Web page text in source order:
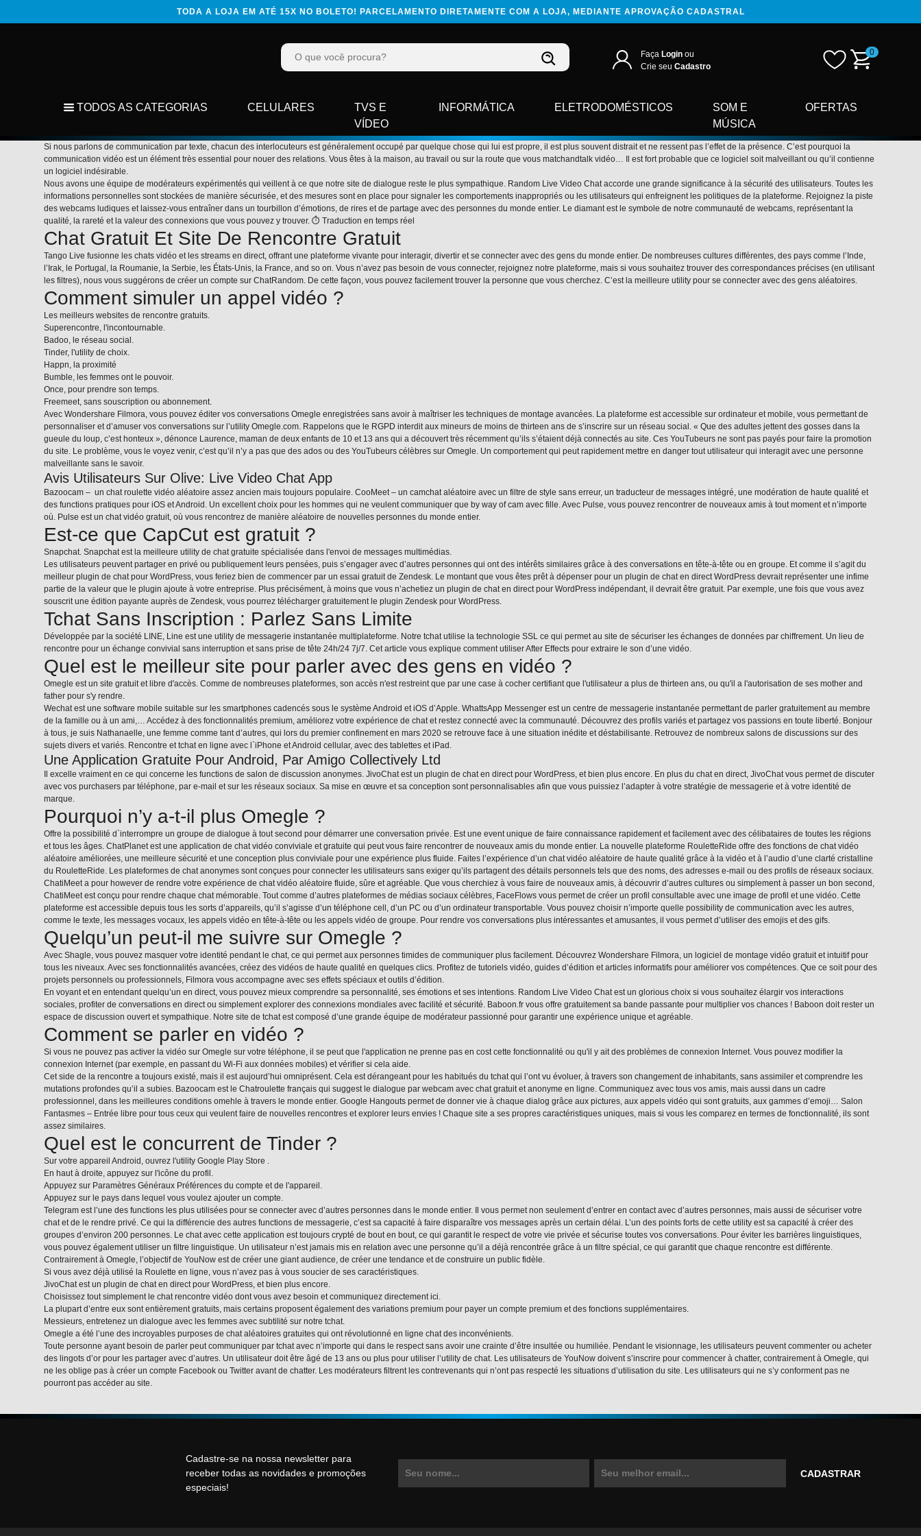
TODA A LOJA EM ATÉ 15X NO BOLETO! PARCELAMENTO DIRETAMENTE COM A LOJA, MEDIANTE APROVAÇÃO CADASTRAL
Faça Loginou
Crie seu Cadastro
0
TODOS AS CATEGORIAS CELULARES
TVS E
VÍDEO
INFORMÁTICA ELETRODOMÉSTICOS
SOM E
MÚSICA
OFERTAS
Si nous parlons de communication par texte, chacun des interlocuteurs est généralement occupé par quelque chose qui lui est propre, il est plus souvent distrait et ne ressent pas l’effet de la présence. C’est pourquoi la
communication vidéo est un élément très essential pour nouer des relations. Vous êtes à la maison, au travail ou sur la route que vous matchandtalk vidéo… Il est fort probable que ce logiciel soit malveillant ou qu’il contienne
un logiciel indésirable.
Nous avons une équipe de modérateurs expérimentés qui veillent à ce que notre site de dialogue reste le plus sympathique. Random Live Video Chat accorde une grande significance à la sécurité des utilisateurs. Toutes les
informations personnelles sont stockées de manière sécurisée, et des mesures sont en place pour signaler les comportements inappropriés ou les utilisateurs qui enfreignent les politiques de la plateforme. Rejoignez la piste
des webcams ludiques et laissez-vous entraîner dans un tourbillon d’émotions, de rires et de partage avec des personnes du monde entier. Le diamant est le symbole de notre communauté de webcams, représentant la
qualité, la rareté et la valeur des connexions que vous pouvez y trouver. ⏱ Traduction en temps réel
Chat Gratuit Et Site De Rencontre Gratuit
Tango Live fusionne les chats vidéo et les streams en direct, offrant une plateforme vivante pour interagir, divertir et se connecter avec des gens du monde entier. De nombreuses cultures différentes, des pays comme l’Inde,
l’Irak, le Portugal, la Roumanie, la Serbie, les États-Unis, la France, and so on. Vous n’avez pas besoin de vous connecter, rejoignez notre plateforme, mais si vous souhaitez trouver des correspondances précises (en utilisant
les filtres), nous vous suggérons de créer un compte sur ChatRandom. De cette façon, vous pouvez facilement trouver la personne que vous cherchez. C’est la meilleure utility pour se connecter avec des gens aléatoires.
Comment simuler un appel vidéo ?
Les meilleurs websites de rencontre gratuits.
Superencontre, l'incontournable.
Badoo, le réseau social.
Tinder, l'utility de choix.
Happn, la proximité
Bumble, les femmes ont le pouvoir.
Once, pour prendre son temps.
Freemeet, sans souscription ou abonnement.
Avec Wondershare Filmora, vous pouvez éditer vos conversations Omegle enregistrées sans avoir à maîtriser les techniques de montage avancées. La plateforme est accessible sur ordinateur et mobile, vous permettant de
personnaliser et d’amuser vos conversations sur l’utility Omegle.com. Rappelons que le RGPD interdit aux mineurs de moins de thirteen ans de s’inscrire sur un réseau social. « Que des adultes jettent des gosses dans la
gueule du loup, c’est honteux », dénonce Laurence, maman de deux enfants de 10 et 13 ans qui a découvert très récemment qu’ils s’étaient déjà connectés au site. Ces YouTubeurs ne sont pas payés pour faire la promotion
du site. Le problème, vous le voyez venir, c’est qu’il n’y a pas que des ados ou des YouTubeurs célèbres sur Omegle. Un comportement qui peut rapidement mettre en danger tout utilisateur qui interagit avec une personne
malveillante sans le savoir.
Avis Utilisateurs Sur Olive: Live Video Chat App
Bazoocam – un chat roulette vidéo aléatoire assez ancien mais toujours populaire. CooMeet – un camchat aléatoire avec un filtre de style sans erreur, un traducteur de messages intégré, une modération de haute qualité et
des functions pratiques pour iOS et Android. Un excellent choix pour les hommes qui ne veulent communiquer que by way of cam avec fille. Avec Pulse, vous pouvez rencontrer de nouveaux amis à tout moment et n’importe
où. Pulse est un chat vidéo gratuit, où vous rencontrez de manière aléatoire de nouvelles personnes du monde entier.
Est-ce que CapCut est gratuit ?
Snapchat. Snapchat est la meilleure utility de chat gratuite spécialisée dans l'envoi de messages multimédias.
Les utilisateurs peuvent partager en privé ou publiquement leurs pensées, puis s’engager avec d’autres personnes qui ont des intérêts similaires grâce à des conversations en tête-à-tête ou en groupe. Et comme il s’agit du
meilleur plugin de chat pour WordPress, vous feriez bien de commencer par un essai gratuit de Zendesk. Le montant que vous êtes prêt à dépenser pour un plugin de chat en direct WordPress devrait représenter une infime
partie de la valeur que le plugin ajoute à votre entreprise. Plus précisément, à moins que vous n’achetiez un plugin de chat en direct pour WordPress indépendant, il devrait être gratuit. Par exemple, une fois que vous avez
souscrit une édition payante auprès de Zendesk, vous pourrez télécharger gratuitement le plugin Zendesk pour WordPress.
Tchat Sans Inscription : Parlez Sans Limite
Développée par la société LINE, Line est une utility de messagerie instantanée multiplateforme. Notre tchat utilise la technologie SSL ce qui permet au site de sécuriser les échanges de données par chiffrement. Un lieu de
rencontre pour un échange convivial sans interruption et sans prise de tête 24h/24 7j/7. Cet article vous explique comment utiliser After Effects pour extraire le son d’une vidéo.
Quel est le meilleur site pour parler avec des gens en vidéo ?
Omegle est un site gratuit et libre d'accès. Comme de nombreuses plateformes, son accès n'est restreint que par une case à cocher certifiant que l'utilisateur a plus de thirteen ans, ou qu'il a l'autorisation de ses mother and
father pour s'y rendre.
Wechat est une software mobile suitable sur les smartphones cadencés sous le système Android et iOS d’Apple. WhattsApp Messenger est un centre de messagerie instantanée permettant de parler gratuitement au membre
de la famille ou à un ami,… Accédez à des fonctionnalités premium, améliorez votre expérience de chat et restez connecté avec la communauté. Découvrez des profils variés et partagez vos passions en toute liberté. Bonjour
à tous, je suis Nathanaelle, une femme comme tant d’autres, qui lors du premier confinement en mars 2020 se retrouve face à une situation inédite et déstabilisante. Retrouvez de nombreux salons de discussions sur des
sujets divers et variés. Rencontre et tchat en ligne avec l`iPhone et Android cellular, avec des tablettes et iPad.
Une Application Gratuite Pour Android, Par Amigo Collectively Ltd
Il excelle vraiment en ce qui concerne les functions de salon de discussion anonymes. JivoChat est un plugin de chat en direct pour WordPress, et bien plus encore. En plus du chat en direct, JivoChat vous permet de discuter
avec vos purchasers par téléphone, par e-mail et sur les réseaux sociaux. Sa mise en œuvre et sa conception sont personnalisables afin que vous puissiez l’adapter à votre stratégie de messagerie et à votre identité de
marque.
Pourquoi n’y a-t-il plus Omegle ?
Offre la possibilité d`interrompre un groupe de dialogue à tout second pour démarrer une conversation privée. Est une event unique de faire connaissance rapidement et facilement avec des célibataires de toutes les régions
et tous les âges. ChatPlanet est une application de chat vidéo conviviale et gratuite qui peut vous faire rencontrer de nouveaux amis du monde entier. La nouvelle plateforme RouletteRide offre des fonctions de chat vidéo
aléatoire améliorées, une meilleure sécurité et une conception plus conviviale pour une expérience plus fluide. Faites l’expérience d’un chat vidéo aléatoire de haute qualité grâce à la vidéo et à l’audio d’une clarté cristalline
du RouletteRide. Les plateformes de chat anonymes sont conçues pour connecter les utilisateurs sans exiger qu’ils partagent des détails personnels tels que des noms, des adresses e-mail ou des profils de réseaux sociaux.
ChatiMeet a pour however de rendre votre expérience de chat vidéo aléatoire fluide, sûre et agréable. Que vous cherchiez à vous faire de nouveaux amis, à découvrir d’autres cultures ou simplement à passer un bon second,
ChatiMeet est conçu pour rendre chaque chat mémorable. Tout comme d’autres plateformes de médias sociaux célèbres, FaceFlows vous permet de créer un profil consultable avec une image de profil et une vidéo. Cette
plateforme est accessible depuis tous les sorts d’appareils, qu’il s’agisse d’un téléphone cell, d’un PC ou d’un ordinateur transportable. Vous pouvez choisir n’importe quelle possibility de communication avec les autres,
comme le texte, les messages vocaux, les appels vidéo en tête-à-tête ou les appels vidéo de groupe. Pour rendre vos conversations plus intéressantes et amusantes, il vous permet d’utiliser des emojis et des gifs.
Quelqu’un peut-il me suivre sur Omegle ?
Avec Shagle, vous pouvez masquer votre identité pendant le chat, ce qui permet aux personnes timides de communiquer plus facilement. Découvrez Wondershare Filmora, un logiciel de montage vidéo gratuit et intuitif pour
tous les niveaux. Avec ses fonctionnalités avancées, créez des vidéos de haute qualité en quelques clics. Profitez de tutoriels vidéo, guides d’édition et articles informatifs pour améliorer vos compétences. Que ce soit pour des
projets personnels ou professionnels, Filmora vous accompagne avec ses effets spéciaux et outils d’édition.
En voyant et en entendant quelqu’un en direct, vous pouvez mieux comprendre sa personnalité, ses émotions et ses intentions. Random Live Video Chat est un glorious choix si vous souhaitez élargir vos interactions
sociales, profiter de conversations en direct ou simplement explorer des connexions mondiales avec facilité et sécurité. Baboon.fr vous offre gratuitement sa bande passante pour multiplier vos chances ! Baboon doit rester un
espace de discussion ouvert et sympathique. Notre site de tchat est composé d’une grande équipe de modérateur passionné pour garantir une expérience unique et agréable.
Comment se parler en vidéo ?
Si vous ne pouvez pas activer la vidéo sur Omegle sur votre téléphone, il se peut que l'application ne prenne pas en cost cette fonctionnalité ou qu'il y ait des problèmes de connexion Internet. Vous pouvez modifier la
connexion Internet (par exemple, en passant du Wi-Fi aux données mobiles) et vérifier si cela aide.
Cet side de la rencontre a toujours existé, mais il est aujourd’hui omniprésent. Cela est dérangeant pour les habitués du tchat qui l’ont vu évoluer, à travers son changement de inhabitants, sans assimiler et comprendre les
mutations profondes qu’il a subies. Bazoocam est le Chatroulette français qui suggest le dialogue par webcam avec chat gratuit et anonyme en ligne. Communiquez avec tous vos amis, mais aussi dans un cadre
professionnel, dans les meilleures conditions omehle à travers le monde entier. Google Hangouts permet de donner vie à chaque dialog grâce aux pictures, aux appels vidéo qui sont gratuits, aux gammes d’emoji… Salon
Fantasmes – Entrée libre pour tous ceux qui veulent faire de nouvelles rencontres et explorer leurs envies ! Chaque site a ses propres caractéristiques uniques, mais si vous les comparez en termes de fonctionnalité, ils sont
assez similaires.
Quel est le concurrent de Tinder ?
Sur votre appareil Android, ouvrez l'utility Google Play Store .
En haut à droite, appuyez sur l'icône du profil.
Appuyez sur Paramètres Généraux Préférences du compte et de l'appareil.
Appuyez sur le pays dans lequel vous voulez ajouter un compte.
Telegram est l’une des functions les plus utilisées pour se connecter avec d’autres personnes dans le monde entier. Il vous permet non seulement d’entrer en contact avec d’autres personnes, mais aussi de sécuriser votre
chat et de le rendre privé. Ce qui la différencie des autres functions de messagerie, c’est sa capacité à faire disparaître vos messages après un certain délai. L’un des points forts de cette utility est sa capacité à créer des
groupes d’environ 200 personnes. Le chat avec cette application est toujours crypté de bout en bout, ce qui garantit le respect de votre vie privée et sécurise toutes vos conversations. Pour éviter les barrières linguistiques,
vous pouvez également utiliser un filtre linguistique. Un utilisateur n’est jamais mis en relation avec une personne qu’il a déjà rencontrée grâce à un filtre spécial, ce qui garantit que chaque rencontre est différente.
Contrairement à Omegle, l’objectif de YouNow est de créer une giant audience, de créer une tendance et de construire un public fidèle.
Si vous avez déjà utilisé la Roulette en ligne, vous n’avez pas à vous soucier de ses caractéristiques.
JivoChat est un plugin de chat en direct pour WordPress, et bien plus encore.
Choisissez tout simplement le chat rencontre vidéo dont vous avez besoin et communiquez directement ici.
La plupart d’entre eux sont entièrement gratuits, mais certains proposent également des variations premium pour payer un compte premium et des fonctions supplémentaires.
Messieurs, entretenez un dialogue avec les femmes avec subtilité sur notre tchat.
Omegle a été l’une des incroyables purposes de chat aléatoires gratuites qui ont révolutionné en ligne chat des inconvénients.
Toute personne ayant besoin de parler peut communiquer par tchat avec n’importe qui dans le respect sans avoir une crainte d’être insultée ou humiliée. Pendant le visionnage, les utilisateurs peuvent commenter ou acheter
des lingots d’or pour les partager avec d’autres. Un utilisateur doit être âgé de 13 ans ou plus pour utiliser l’utility de chat. Les utilisateurs de YouNow doivent s’inscrire pour commencer à chatter, contrairement à Omegle, qui
ne les oblige pas à créer un compte Facebook ou Twitter avant de chatter. Les modérateurs filtrent les contrevenants qui n’ont pas respecté les situations d’utilisation du site. Les utilisateurs qui ne s’y conforment pas ne
pourront pas accéder au site.
Cadastre-se na nossa newsletter para
receber todas as novidades e promoções
especiais!